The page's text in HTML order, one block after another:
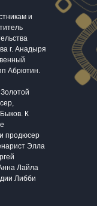
и
г. Анадыря
Абрютин.
К
продюсер
Элла
Лайла
Либби